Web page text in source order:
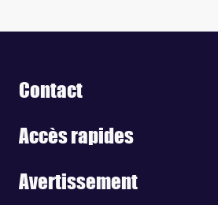
Contact
Accès rapides
Avertissement